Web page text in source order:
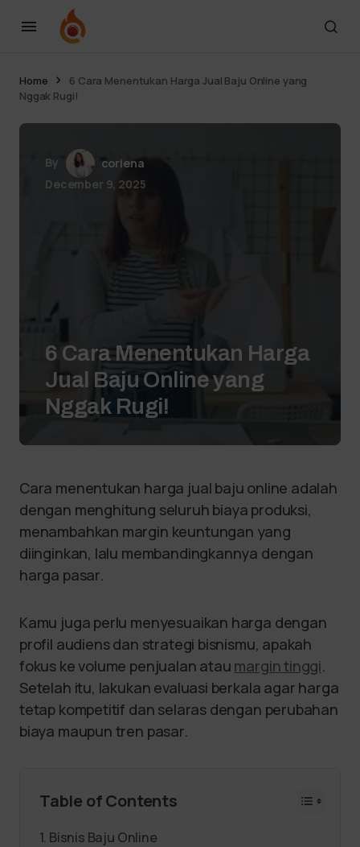
Home
6 Cara Menentukan Harga Jual Baju Online yang
Nggak Rugi!
By
coriena
December 9, 2025
6 Cara Menentukan Harga
Jual Baju Online yang
Nggak Rugi!
Cara menentukan harga jual baju online adalah
dengan menghitung seluruh biaya produksi,
menambahkan margin keuntungan yang
diinginkan, lalu membandingkannya dengan
harga pasar.
Kamu juga perlu menyesuaikan harga dengan
profil audiens dan strategi bisnismu, apakah
fokus ke volume penjualan atau margin tinggi.
Setelah itu, lakukan evaluasi berkala agar harga
tetap kompetitif dan selaras dengan perubahan
biaya maupun tren pasar.
Table of Contents
Bisnis Baju Online